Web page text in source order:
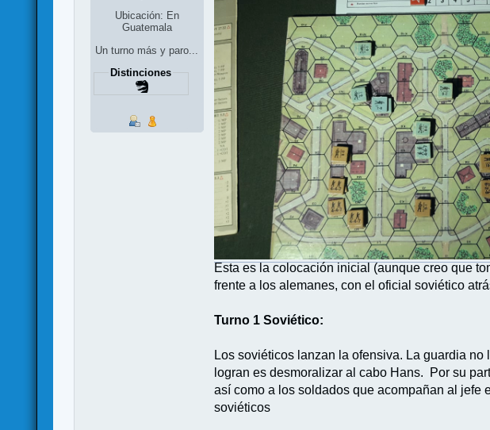
Ubicación: En
Guatemala
Un turno más y paro...
Distinciones
Esta es la colocación inicial (aunque creo que
frente a los alemanes, con el oficial soviético
Turno 1 Soviético:
Los soviéticos lanzan la ofensiva. La guardia
logran es desmoralizar al cabo Hans. Por su
así como a los soldados que acompañan al jefe
soviéticos